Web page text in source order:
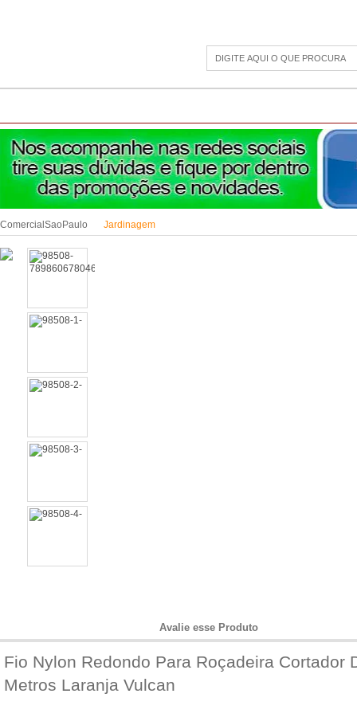
ComercialSaoPaulo Jardinagem
Avalie esse Produto
Fio Nylon Redondo Para Roçadeira Cortador
Metros Laranja Vulcan